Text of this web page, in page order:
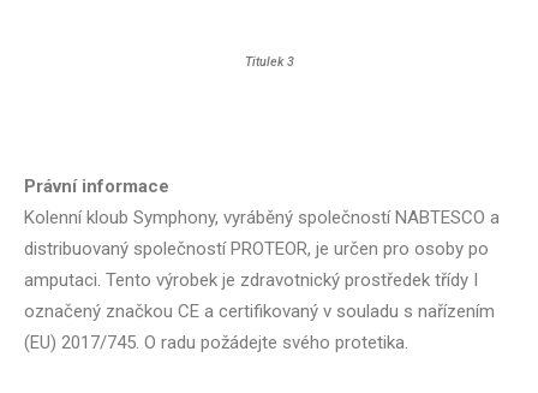
Titulek 3
Právní informace
Kolenní kloub Symphony, vyráběný společností NABTESCO a
distribuovaný společností PROTEOR, je určen pro osoby po
amputaci. Tento výrobek je zdravotnický prostředek třídy I
označený značkou CE a certifikovaný v souladu s nařízením
(EU) 2017/745. O radu požádejte svého protetika.